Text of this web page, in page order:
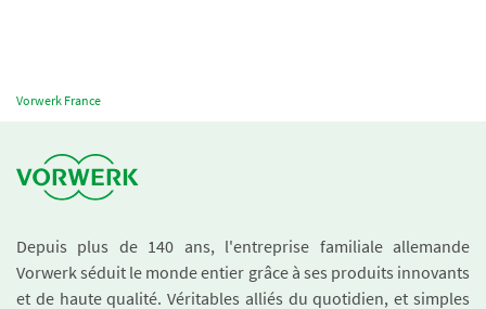
Vorwerk France
Depuis plus de 140 ans, l'entreprise familiale allemande
Vorwerk séduit le monde entier grâce à ses produits innovants
et de haute qualité. Véritables alliés du quotidien, et simples